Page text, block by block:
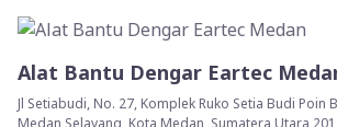
Alat Bantu Dengar Eartec
Jl Setiabudi, No. 27, Komplek Ruko Setia Budi Poin
Medan Selayang, Kota Medan, Sumatera Utara